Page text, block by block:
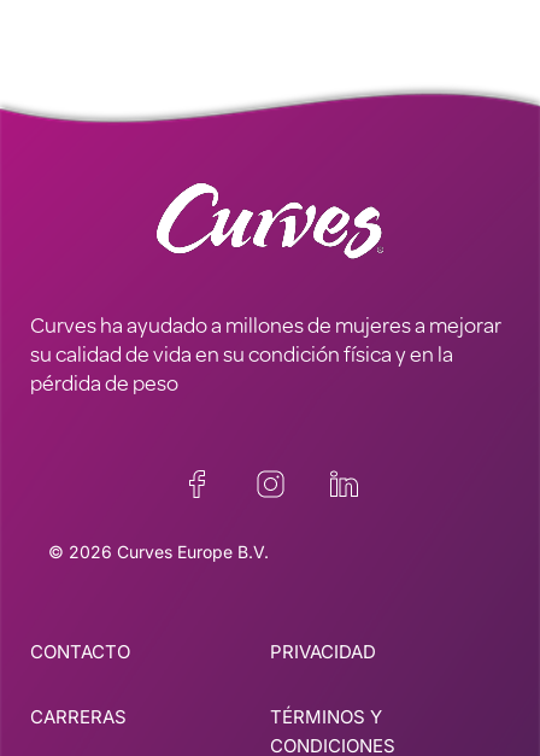
Curves ha ayudado a millones de mujeres a mejorar
su calidad de vida en su condición física y en la
pérdida de peso
© 2026 Curves Europe B.V.
CONTACTO
CARRERAS
PRIVACIDAD
TÉRMINOS Y
CONDICIONES